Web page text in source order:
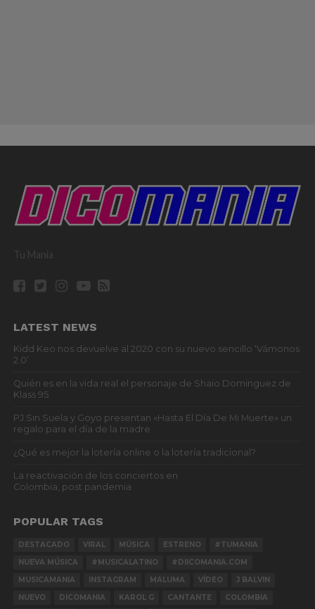
Tu Mania
LATEST NEWS
Kidd Keo nos devuelve al 2020 con su nuevo sencillo ‘Vámonos
2.0’
Quién es en la vida real el personaje de Shaio Dominguez de
Klass 95
PJ Sin Suela y Goyo presentan «Hasta El Día De Mi Muerte» un
regalo para el día de la madre
¿Qué es mejor la lotería online o la lotería tradicional?
La reactivación de los conciertos en
Colombia, post pandemia
POPULAR TAGS
DESTACADO VIRAL MÚSICA ESTRENO
#TUMANIA
NUEVA MÚSICA
#MUSICALATINO
#DIICOMANIA.COM
MUSICAMANIA
INSTAGRAM MALUMA VÍDEO
J BALVIN
NUEVO
DICOMANIA KAROL G CANTANTE COLOMBIA